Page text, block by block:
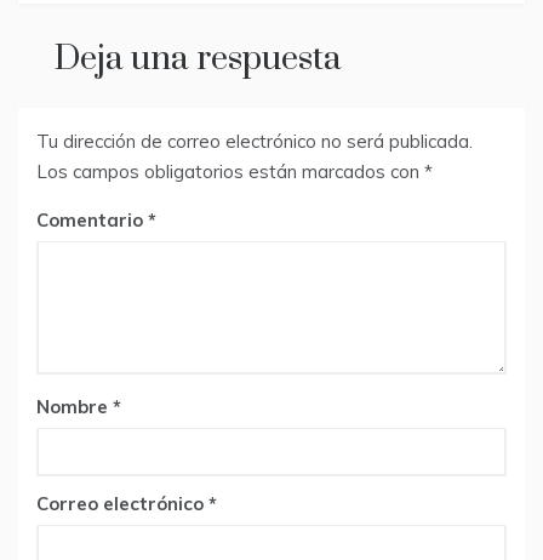
Deja una respuesta
Tu dirección de correo electrónico no será publicada.
Los campos obligatorios están marcados con *
Comentario
Nombre *
Correo electrónico *